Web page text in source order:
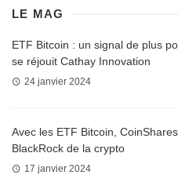
LE MAG
ETF Bitcoin : un signal de plus
se réjouit Cathay Innovation
24 janvier 2024
Avec les ETF Bitcoin,
BlackRock de la crypto
17 janvier 2024